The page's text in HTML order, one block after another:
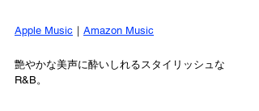
Apple Music ｜ Amazon Music
艶やかな美声に酔いしれるスタイリッシュな
R&B。